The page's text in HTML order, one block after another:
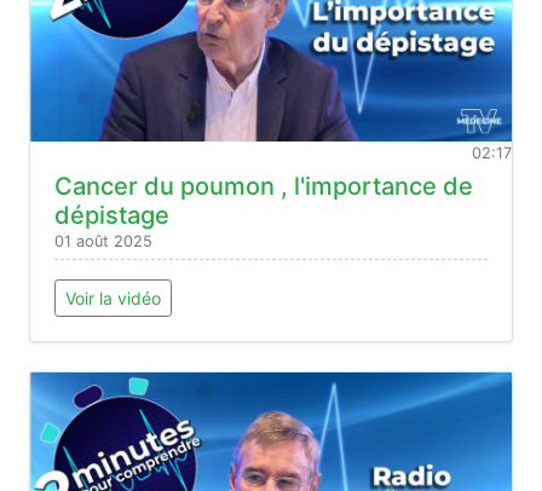
02:17
Cancer du poumon , l'importance de
dépistage
01 août 2025
Voir la vidéo